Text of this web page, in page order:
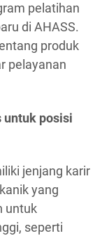
pelatihan
di AHASS.
produk
pelayanan
untuk posisi
jenjang karir
yang
untuk
seperti